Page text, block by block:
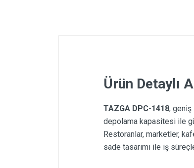
Ürün Detaylı
TAZGA DPC-1418, geniş
depolama kapasitesi ile
Restoranlar, marketler,
sade tasarımı ile iş